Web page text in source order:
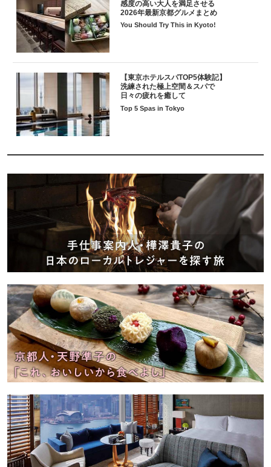
感度の高い大人を満足させる
2026年最新京都グルメまとめ
You Should Try This in Kyoto!
【東京ホテルスパTOP5体験記】
洗練された極上空間＆スパで
日々の疲れを癒して
Top 5 Spas in Tokyo